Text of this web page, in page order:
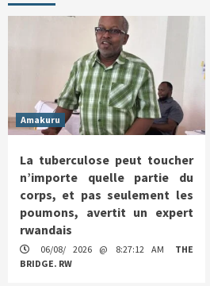
Amakuru
La tuberculose peut toucher
n’importe quelle partie du
corps, et pas seulement les
poumons, avertit un expert
rwandais
06/08/ 2026 @ 8:27:12 AM
THE
BRIDGE. RW